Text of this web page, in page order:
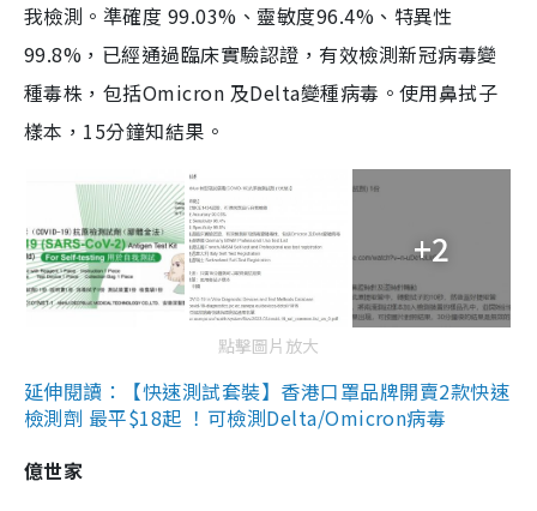
我檢測。準確度 99.03%、靈敏度96.4%、特異性
99.8%，已經通過臨床實驗認證，有效檢測新冠病毒變
種毒株，包括Omicron 及Delta變種病毒。使用鼻拭子
樣本，15分鐘知結果。
+2
點擊圖片放大
延伸閱讀：【快速測試套裝】香港口罩品牌開賣2款快速
檢測劑 最平$18起 ！可檢測Delta/Omicron病毒
億世家